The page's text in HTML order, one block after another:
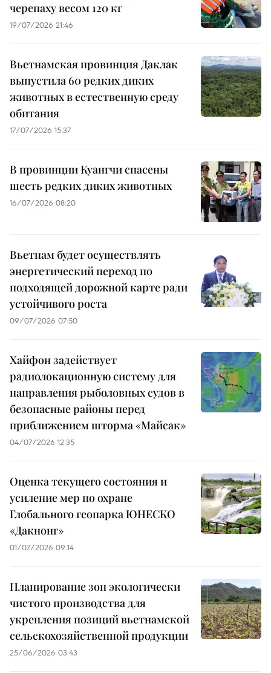
черепаху весом 120 кг
19/07/2026 21:46
Вьетнамская провинция Даклак
выпустила 60 редких диких
животных в естественную среду
обитания
17/07/2026 15:37
В провинции Куангчи спасены
шесть редких диких животных
16/07/2026 08:20
Вьетнам будет осуществлять
энергетический переход по
подходящей дорожной карте ради
устойчивого роста
09/07/2026 07:50
Хайфон задействует
радиолокационную систему для
направления рыболовных судов в
безопасные районы перед
приближением шторма «Майсак»
04/07/2026 12:35
Оценка текущего состояния и
усиление мер по охране
Глобального геопарка ЮНЕСКО
«Дакнонг»
01/07/2026 09:14
Планирование зон экологически
чистого производства для
укрепления позиций вьетнамской
сельскохозяйственной продукции
25/06/2026 03:43